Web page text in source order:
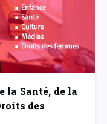
la Santé, de la
des